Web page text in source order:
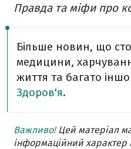
Правда та міфи про
Більше новин, що
медицини,
життя та багато
Здоров'я.
Важливо!Цей матеріал
інформаційний